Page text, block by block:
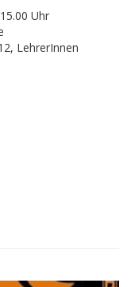
Uhr
LehrerInnen